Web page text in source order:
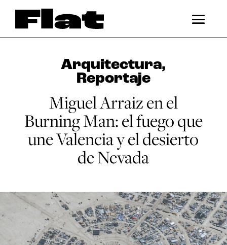
Arquitectura,
Reportaje
Miguel Arraiz en el
Burning Man: el fuego que
une Valencia y el desierto
de Nevada